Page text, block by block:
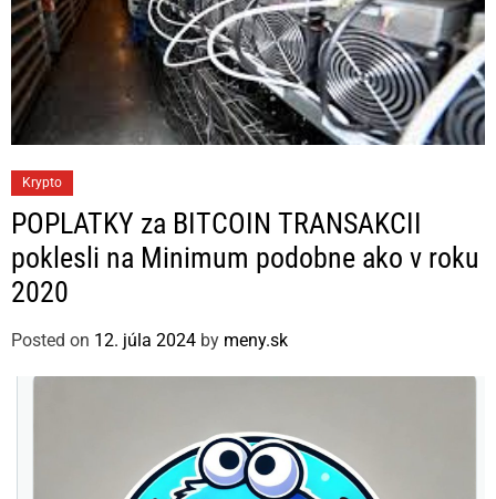
a
t
e
g
r
Krypto
POPLATKY za BITCOIN TRANSAKCII
poklesli na Minimum podobne ako v roku
2020
Posted on 12. júla 2024 by meny.sk